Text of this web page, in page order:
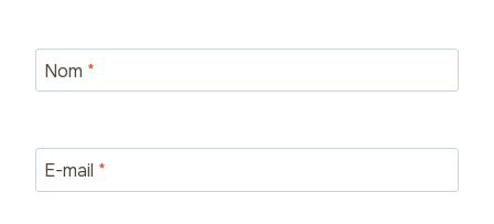
Nom *
E-mail *